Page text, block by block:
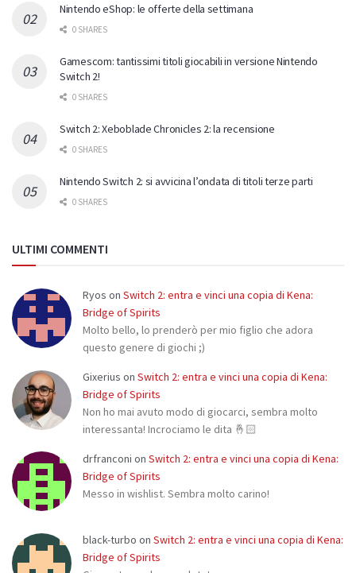
Nintendo eShop: le offerte della settimana
0 SHARES
Gamescom: tantissimi titoli giocabili in versione Nintendo
Switch 2!
0 SHARES
Switch 2: Xeboblade Chronicles 2: la recensione
0 SHARES
Nintendo Switch 2: si avvicina l’ondata di titoli terze parti
0 SHARES
ULTIMI COMMENTI
Ryos on Switch 2: entra e vinci una copia di Kena:
Bridge of Spirits
Molto bello, lo prenderò per mio figlio che adora
questo genere di giochi ;)
Gixerius on Switch 2: entra e vinci una copia di Kena:
Bridge of Spirits
Non ho mai avuto modo di giocarci, sembra molto
interessanta! Incrociamo le dita 🤞🏻
drfranconi on Switch 2: entra e vinci una copia di Kena:
Bridge of Spirits
Messo in wishlist. Sembra molto carino!
black-turbo on Switch 2: entra e vinci una copia di Kena:
Bridge of Spirits